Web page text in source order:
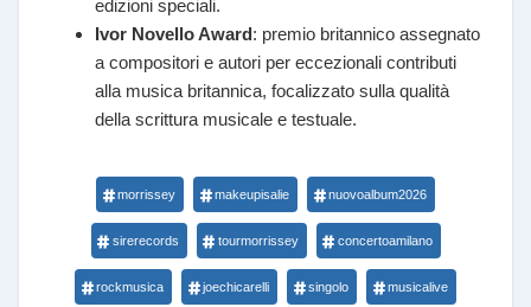
edizioni speciali.
Ivor Novello Award: premio britannico assegnato
a compositori e autori per eccezionali contributi
alla musica britannica, focalizzato sulla qualità
della scrittura musicale e testuale.
morrissey makeupisalie nuovoalbum2026
sirerecords tourmorrissey concertoamilano
rockmusica joechicarelli singolo musicalive